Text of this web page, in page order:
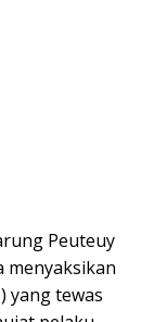
Peuteuy
menyaksikan
yang tewas